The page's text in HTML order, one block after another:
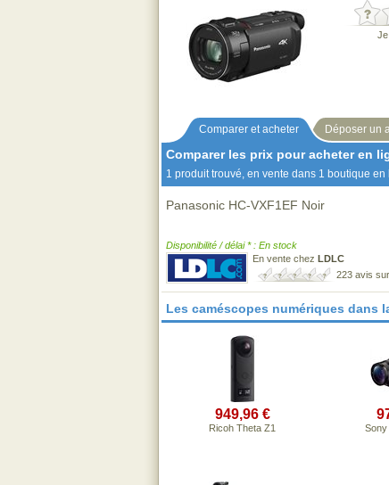
Comparer et acheter Déposer un
Comparer les prix pour acheter en
1 produit trouvé, en vente dans 1 boutique en
Panasonic HC-VXF1EF Noir
Disponibilité / délai * : En stock
En vente chez LDLC
223 avis
Les caméscopes numériques dans
949,96 €
Ricoh Theta Z1 Sony